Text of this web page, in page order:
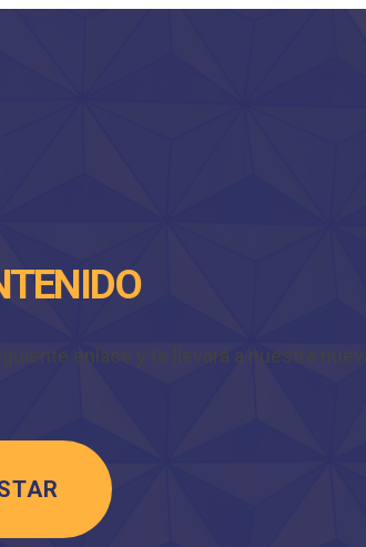
enlace y te llevará a nuestra